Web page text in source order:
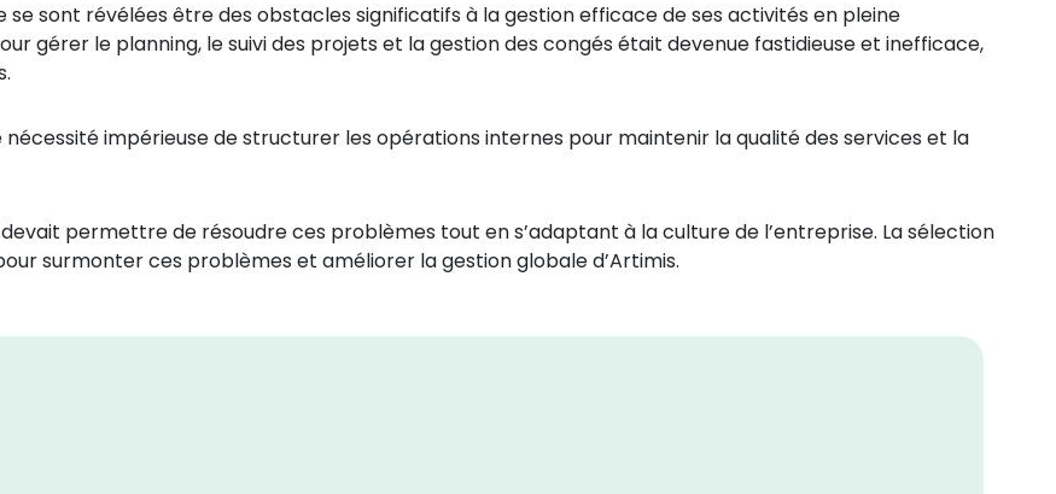
sont révélées être des obstacles significatifs à la gestion efficace de ses activités en pleine
gérer le planning, le suivi des projets et la gestion des congés était devenue fastidieuse et inefficace,
impérieuse de structurer les opérations internes pour maintenir la qualité des services et la
permettre de résoudre ces problèmes tout en s’adaptant à la culture de l’entreprise. La sélection
surmonter ces problèmes et améliorer la gestion globale d’Artimis.